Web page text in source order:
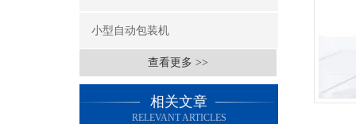
小型自动包装机
查看更多 >>
相关文章
RELEVANT ARTICLES